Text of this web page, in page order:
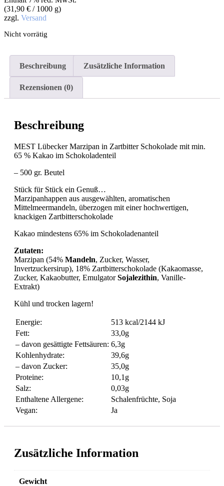
(31,90 € / 1000 g)
zzgl. Versand
Nicht vorrätig
Beschreibung Zusätzliche Information
Rezensionen (0)
Beschreibung
MEST Lübecker Marzipan in Zartbitter Schokolade mit min.
65 % Kakao im Schokoladenteil
– 500 gr. Beutel
Stück für Stück ein Genuß…
Marzipanhappen aus ausgewählten, aromatischen
Mittelmeermandeln, überzogen mit einer hochwertigen,
knackigen Zartbitterschokolade
Kakao mindestens 65% im Schokoladenanteil
Zutaten:
Marzipan (54% Mandeln, Zucker, Wasser,
Invertzuckersirup), 18% Zartbitterschokolade (Kakaomasse,
Zucker, Kakaobutter, EmulgatorSojalezithin, Vanille-
Extrakt)
Kühl und trocken lagern!
Energie:
513 kcal/2144 kJ
Fett:
33,0g
– davon gesättigte Fettsäuren: 6,3g
Kohlenhydrate:
39,6g
– davon Zucker:
35,0g
Proteine:
10,1g
Salz:
0,03g
Enthaltene Allergene:
Schalenfrüchte, Soja
Vegan:
Ja
Zusätzliche Information
Gewicht